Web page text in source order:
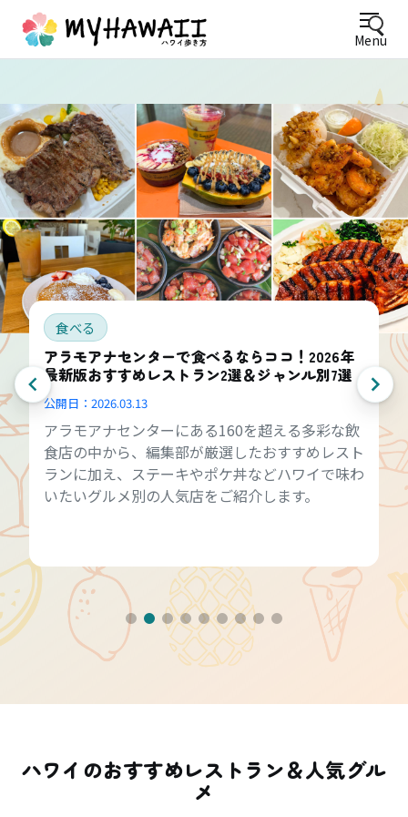
Menu
食べる
アラモアナセンターで食べるならココ！2026年
最新版おすすめレストラン2選＆ジャンル別7選
公開日： 2026.03.13
アラモアナセンターにある160を超える多彩な飲
食店の中から、編集部が厳選したおすすめレスト
ランに加え、ステーキやポケ丼などハワイで味わ
いたいグルメ別の人気店をご紹介します。
ハワイのおすすめレストラン＆人気グル
メ